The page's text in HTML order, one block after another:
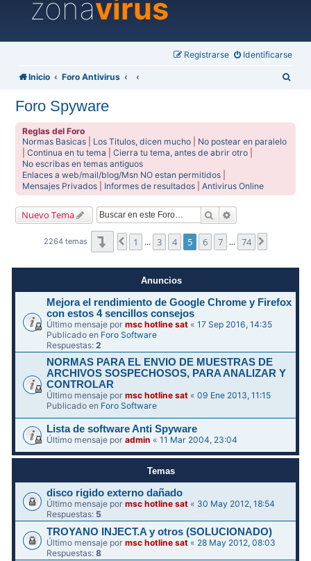
zonavirus
Identificarse
Registrarse
Inicio Foro Antivirus
Foro Spyware
Reglas del Foro
Normas Basicas
Los Titulos, dicen mucho
No postear en paralelo
|Continua en tu tema |Cierra tu tema, antes de abrir otro
No escribas en temas antiguos
Enlaces a web/mail/blog/Msn NO estan permitidos
Mensajes Privados
Informes de resultados |Antivirus Online
Nuevo Tema Buscar
2264 temas Página5 de74
Anterior
1 … 3 4 5 6 7 … 74
Anuncios
Mejora el rendimiento de Google Chrome y Firefox
con estos 4 sencillos consejos
Último mensaje pormsc hotline sat «17 Sep 2016, 14:35
Publicado en Foro Software
Respuestas:2
NORMAS PARA EL ENVIO DE MUESTRAS DE
ARCHIVOS SOSPECHOSOS, PARA ANALIZAR Y
CONTROLAR
Último mensaje pormsc hotline sat «09 Ene 2013, 11:15
Publicado en Foro Software
Lista de software Anti Spyware
Último mensaje poradmin «11 Mar 2004, 23:04
Temas
disco rigido externo dañado
Último mensaje pormsc hotline sat « 30 May 2012, 18:54
Respuestas: 5
TROYANO INJECT.A y otros (SOLUCIONADO)
Último mensaje pormsc hotline sat « 28 May 2012, 08:03
Respuestas:8